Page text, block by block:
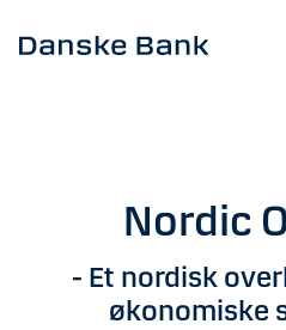
Nordic
- Et nordisk
økonomiske